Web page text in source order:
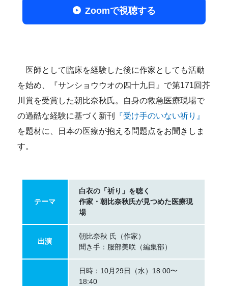
Zoomで視聴する
医師として臨床を経験した後に作家としても活動
を始め、『サンショウウオの四十九日』で第171回芥
川賞を受賞した朝比奈秋氏。自身の救急医療現場で
の過酷な経験に基づく新刊
『受け手のいない祈り』
を題材に、日本の医療が抱える問題点をお聞きしま
す。
テーマ
白衣の「祈り」を聴く
作家・朝比奈秋氏が見つめた医療現
場
出演
朝比奈秋 氏（作家）
聞き手：服部美咲（編集部）
日時：10月29日（水）18:00〜
18:40